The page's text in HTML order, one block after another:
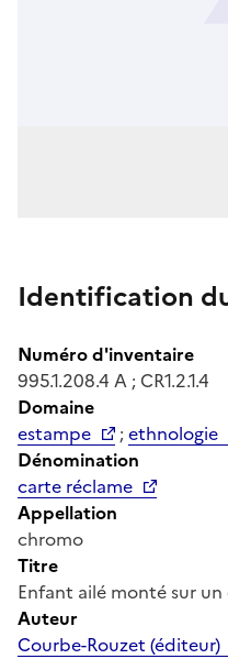
Identification
Numéro d'inventaire
995.1.208.4 A ; CR1.2.1.4
Domaine
estampe
;ethnologie
Dénomination
carte réclame
Appellation
chromo
Titre
Enfant ailé monté sur
Auteur
Courbe-Rouzet (éditeur)